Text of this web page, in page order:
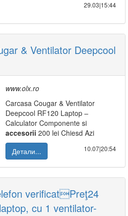
29.03|15:44
& Ventilator Deepcool
www.olx.ro
Carcasa Cougar & Ventilator
Deepcool RF120 Laptop –
Calculator Componente si
accesorii 200 lei Chiesd Azi
Детали...
10.07|20:54
verificatPreţ24
cu 1 ventilator-